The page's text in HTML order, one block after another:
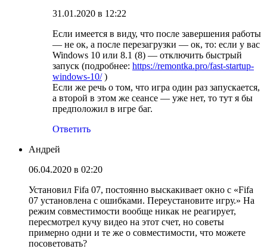
31.01.2020 в 12:22
Если имеется в виду, что после завершения работы
— не ок, а после перезагрузки — ок, то: если у вас
Windows 10 или 8.1 (8) — отключить быстрый
запуск (подробнее: https://remontka.pro/fast-startup-
windows-10/)
Если же речь о том, что игра один раз запускается,
а второй в этом же сеансе — уже нет, то тут я бы
предположил в игре баг.
Ответить
Андрей
06.04.2020 в 02:20
Установил Fifa 07, постоянно выскакивает окно с «Fifa
07 установлена с ошибками. Переустановите игру.» На
режим совместимости вообще никак не реагирует,
пересмотрел кучу видео на этот счет, но советы
примерно одни и те же о совместимости, что можете
посоветовать?